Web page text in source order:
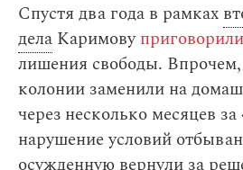
Спустя два года в рамках
дела Каримовуприговорили
лишения свободы.
колонии заменили на
через несколько месяцев за
нарушение условий